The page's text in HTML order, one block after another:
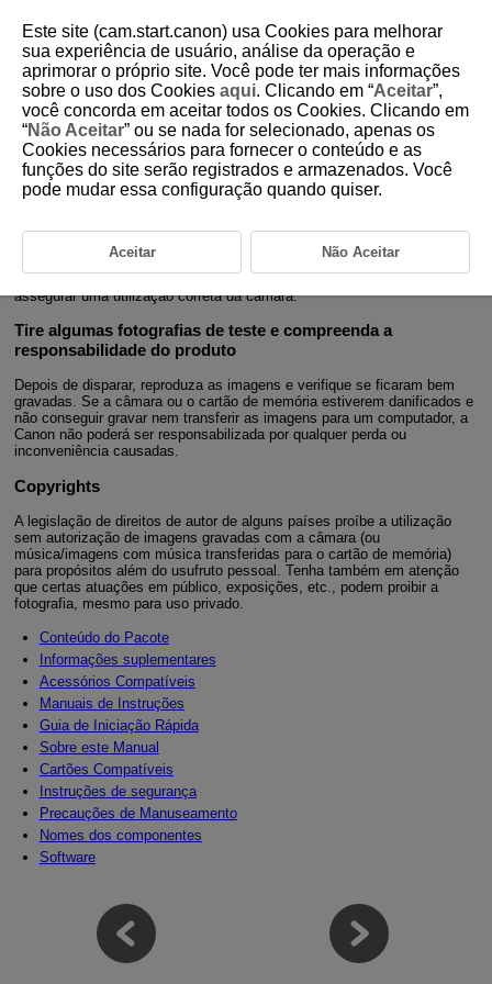
D185-002
Introdução
Antes de começar a captar imagens, leia as seguintes
Para evitar problemas na captação de imagens e acidentes, leia primeiro
assegurar uma utilização correta da câmara.
Tire algumas fotografias de teste e compreenda a
responsabilidade do produto
Depois de disparar, reproduza as imagens e verifique se ficaram bem
gravadas. Se a câmara ou o cartão de memória estiverem danificados e
não conseguir gravar nem transferir as imagens para um computador, a
Canon não poderá ser responsabilizada por qualquer perda ou
inconveniência causadas.
Copyrights
A legislação de direitos de autor de alguns países proíbe a utilização
sem autorização de imagens gravadas com a câmara (ou
música/imagens com música transferidas para o cartão de memória)
para propósitos além do usufruto pessoal. Tenha também em atenção
que certas atuações em público, exposições, etc., podem proibir a
fotografia, mesmo para uso privado.
Conteúdo do Pacote
Informações suplementares
Acessórios Compatíveis
Manuais de Instruções
Guia de Iniciação Rápida
Sobre este Manual
Cartões Compatíveis
Instruções de segurança
Precauções de Manuseamento
Nomes dos componentes
Software
Este site (cam.start.canon) usa Cookies para melhorar
sua experiência de usuário, análise da operação e
aprimorar o próprio site. Você pode ter mais informações
sobre o uso dos Cookies aqui. Clicando em “Aceitar”,
você concorda em aceitar todos os Cookies. Clicando em
“Não Aceitar” ou se nada for selecionado, apenas os
Cookies necessários para fornecer o conteúdo e as
funções do site serão registrados e armazenados. Você
pode mudar essa configuração quando quiser.
Aceitar Não Aceitar